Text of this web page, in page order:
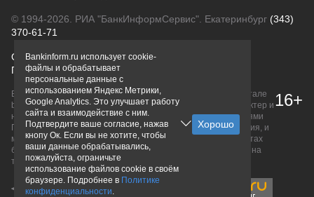
© 1994-2026. РИА "БанкИнформСервис". Екатеринбург (343)
370-61-71
О проектеПолитика конфиденциальности
Правовая информацияДля рекламодателей
Вся информация о продуктах банков, размещенная на портале
bankinform.ru, носит исключительно ознакомительный характер и
не является публичной офертой, определяемой положениями
ГК РФ. Информация не содержит точного и полного описания, и
может быть изменена. Конечные условия уточняйте на сайтах
банков или при личном обращении. Исключительное право на
товарные знаки принадлежит их правообладателям.
16+
Bankinform.ru использует cookie-
файлы и обрабатывает
персональные данные с
использованием Яндекс Метрики,
Google Analytics. Это улучшает работу
сайта и взаимодействие с ним.
Подтвердите ваше согласие, нажав
кнопу Ок. Если вы не хотите, чтобы
ваши данные обрабатывались,
пожалуйста, ограничьте
использование файлов cookie в своём
браузере. Подробнее в Политике
конфиденциальности.